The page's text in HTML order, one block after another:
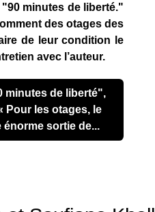
minutes de liberté."
des otages des
de leur condition le
avec l’auteur.
minutes de liberté",
Pour les otages, le
énorme sortie de...